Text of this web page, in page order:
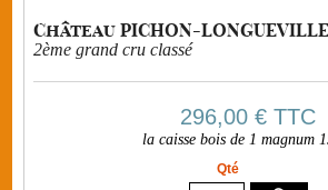
Château PICHON-
2ème grand cru classé
296,00 € TTC
la caisse bois de 1 magnum
Qté